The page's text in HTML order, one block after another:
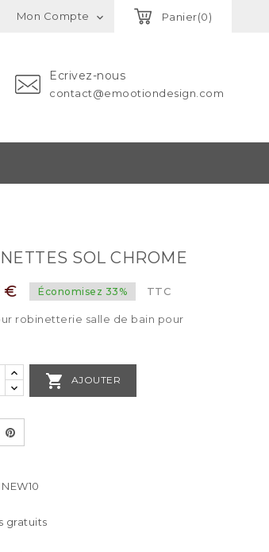
Panier(0)
Mon Compte 
Ecrivez-nous
contact@emootiondesign.com
SOL CHROME
€ Économisez 33% TTC
robinetterie salle de bain pour
 AJOUTER
gratuits